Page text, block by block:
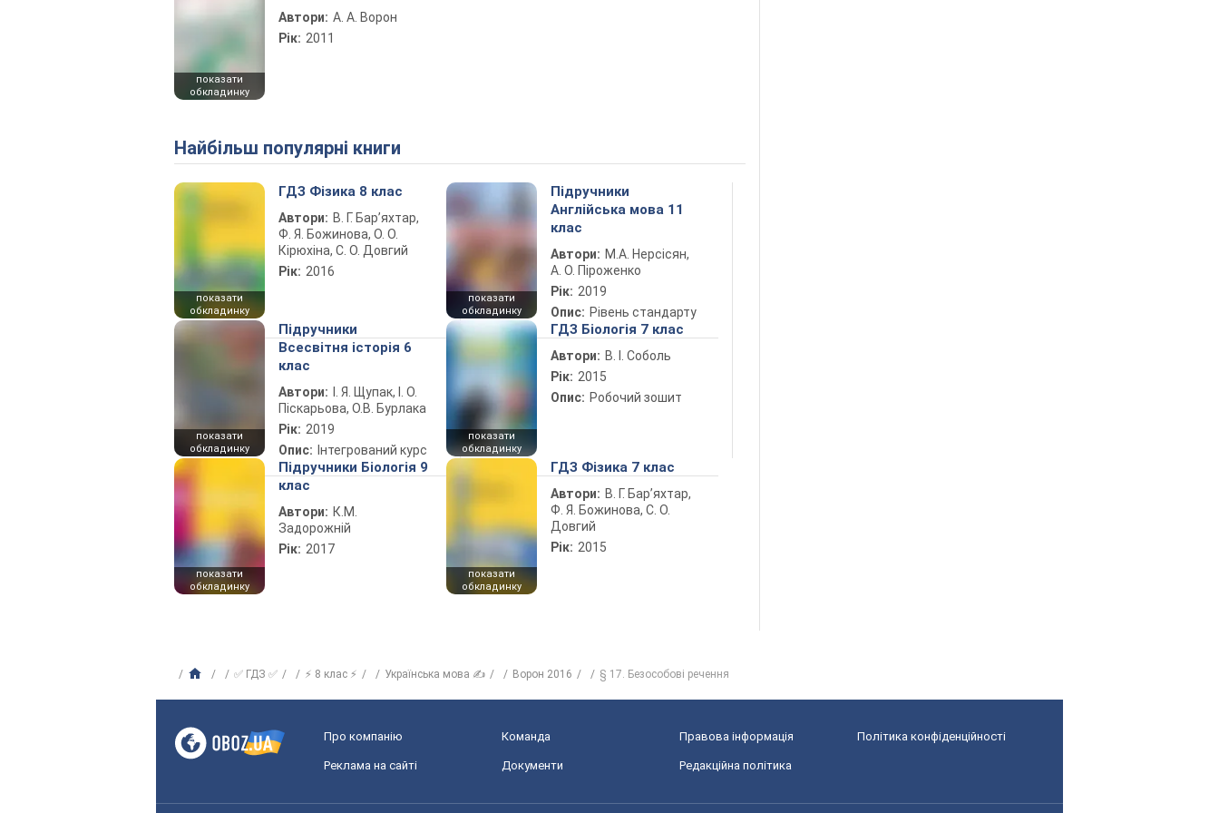
показати
обкладинку
Автори: А. А. Ворон
Рік: 2011
Найбільш популярні книги
показати
обкладинку
ГДЗ Фізика 8 клас
Автори: В. Г. Бар’яхтар,
Ф. Я. Божинова, О. О.
Кірюхіна, С. О. Довгий
Рік: 2016
показати
обкладинку
Підручники
Англійська мова 11
клас
Автори: М.А. Нерсісян,
А. О. Піроженко
Рік: 2019
Опис: Рівень стандарту
показати
обкладинку
Підручники
Всесвітня історія 6
клас
Автори:
І. Я. Щупак, І. О.
Піскарьова, О.В. Бурлака
Рік: 2019
Опис: Інтегрований курс
показати
обкладинку
ГДЗ Біологія 7 клас
Автори: В. І. Соболь
Рік: 2015
Опис: Робочий зошит
показати
обкладинку
Підручники Біологія 9
клас
Автори: К.М.
Задорожній
Рік: 2017
показати
обкладинку
ГДЗ Фізика 7 клас
Автори: В. Г. Бар’яхтар,
Ф. Я. Божинова, С. О.
Довгий
Рік: 2015
✅ ГДЗ ✅ ⚡ 8 клас ⚡ Українська мова ✍ Ворон 2016 § 17. Безособові речення
Про компанію Команда Правова інформація Політика конфіденційності
Реклама на сайті Документи Редакційна політика